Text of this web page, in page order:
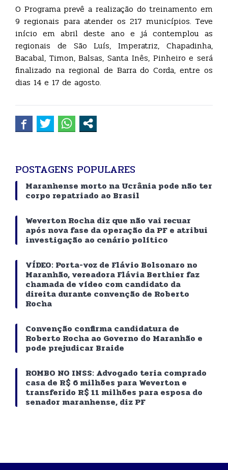
O Programa prevê a realização do treinamento em
9 regionais para atender os 217 municípios. Teve
início em abril deste ano e já contemplou as
regionais de São Luís, Imperatriz, Chapadinha,
Bacabal, Timon, Balsas, Santa Inês, Pinheiro e será
finalizado na regional de Barra do Corda, entre os
dias 14 e 17 de agosto.
POSTAGENS POPULARES
Maranhense morto na Ucrânia pode não ter
corpo repatriado ao Brasil
Weverton Rocha diz que não vai recuar
após nova fase da operação da PF e atribui
investigação ao cenário político
VÍDEO: Porta-voz de Flávio Bolsonaro no
Maranhão, vereadora Flávia Berthier faz
chamada de vídeo com candidato da
direita durante convenção de Roberto
Rocha
Convenção confirma candidatura de
Roberto Rocha ao Governo do Maranhão e
pode prejudicar Braide
ROMBO NO INSS: Advogado teria comprado
casa de R$ 6 milhões para Weverton e
transferido R$ 11 milhões para esposa do
senador maranhense, diz PF